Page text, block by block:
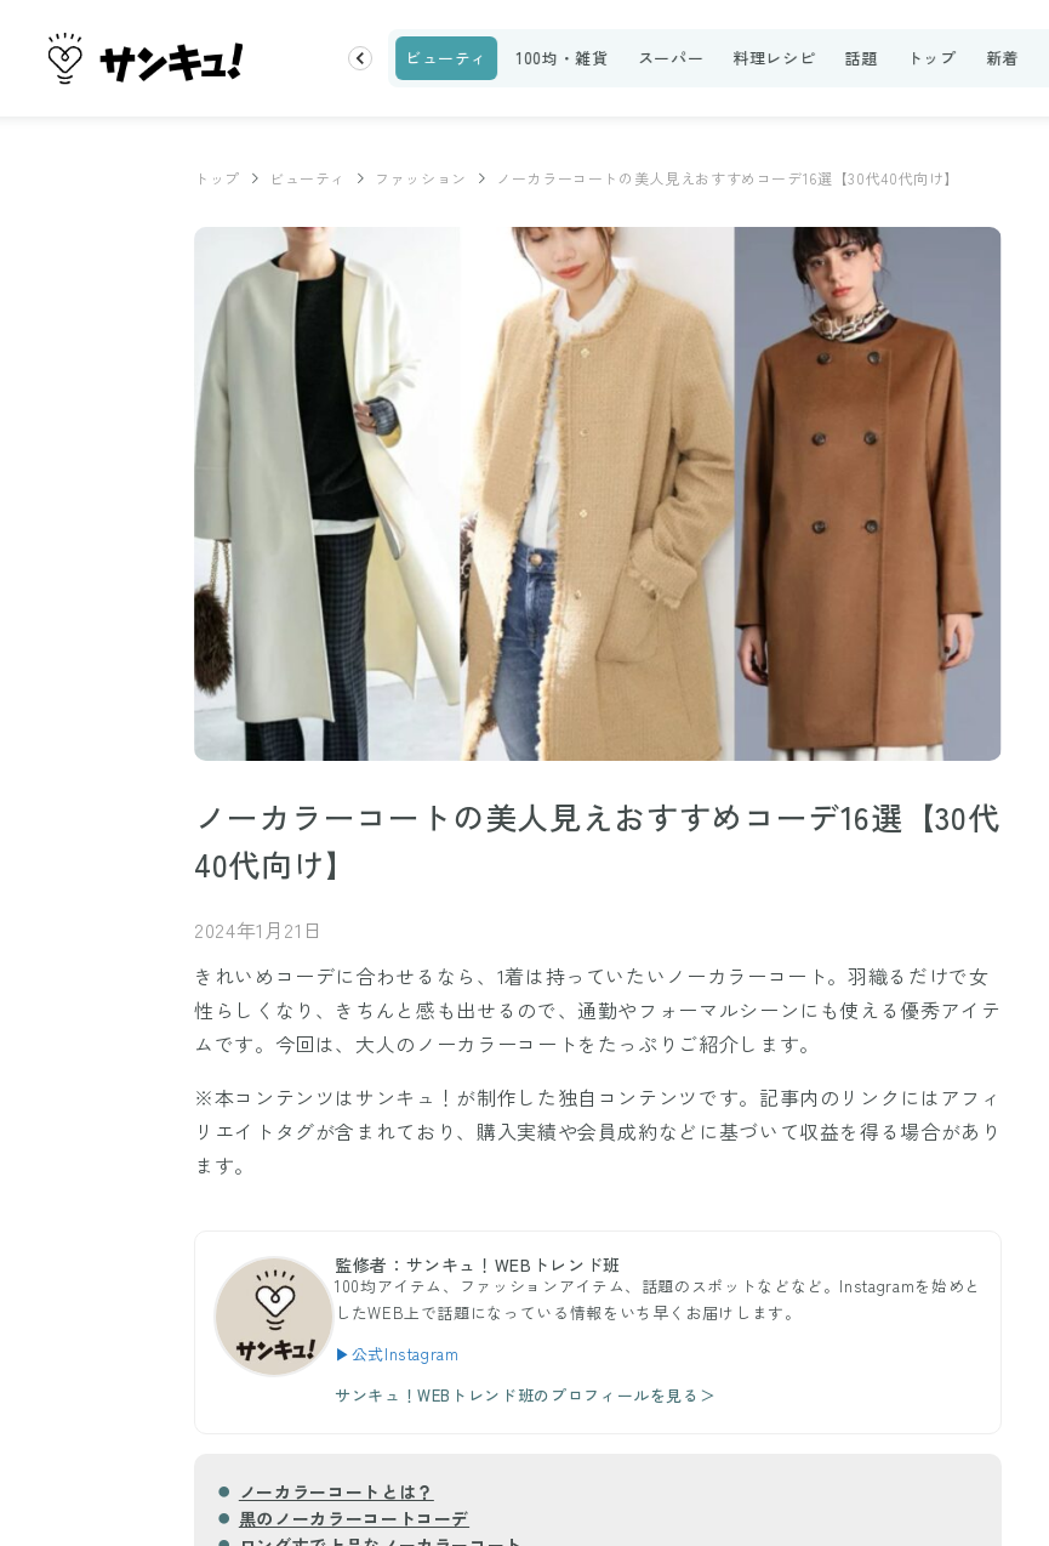
ランキング お金 家事テク 収納・片付け ビューティ 100均・雑貨 スーパー 料理レシピ 話題 トップ 新着
トップ ビューティ ファッション ノーカラーコートの美人見えおすすめコーデ16選【30代40代向け】
ノーカラーコートの美人見えおすすめコーデ16選【30代
40代向け】
2024年1月21日
きれいめコーデに合わせるなら、1着は持っていたいノーカラーコート。羽織るだけで女
性らしくなり、きちんと感も出せるので、通勤やフォーマルシーンにも使える優秀アイテ
ムです。今回は、大人のノーカラーコートをたっぷりご紹介します。
※本コンテンツはサンキュ！が制作した独自コンテンツです。記事内のリンクにはアフィ
リエイトタグが含まれており、購入実績や会員成約などに基づいて収益を得る場合があり
ます。
監修者：サンキュ！WEBトレンド班
100均アイテム、ファッションアイテム、話題のスポットなどなど。Instagramを始めと
したWEB上で話題になっている情報をいち早くお届けします。
▶公式Instagram
サンキュ！WEBトレンド班のプロフィールを見る＞
ノーカラーコートとは？
黒のノーカラーコートコーデ